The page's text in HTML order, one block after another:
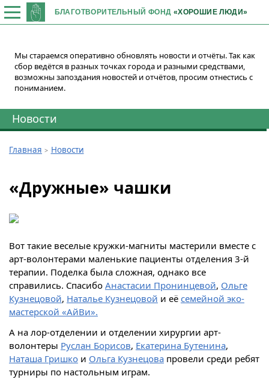
БЛАГОТВОРИТЕЛЬНЫЙ ФОНД «ХОРОШИЕ ЛЮДИ»
Мы стараемся оперативно обновлять новости и отчёты. Так как
сбор ведётся в разных точках города и разными средствами,
возможны запоздания новостей и отчётов, просим отнестись с
пониманием.
Новости
Главная Новости
«Дружные» чашки
Вот такие веселые кружки-магниты мастерили вместе с
арт-волонтерами маленькие пациенты отделения 3-й
терапии. Поделка была сложная, однако все
справились. Спасибо Анастасии Пронинцевой, Ольге
Кузнецовой, Наталье Кузнецовой и её семейной эко-
мастерской «АйВи».
А на лор-отделении и отделении хирургии арт-
волонтеры Руслан Борисов, Екатерина Бутенина,
Наташа Гришкои Ольга Кузнецовапровели среди ребят
турниры по настольным играм.